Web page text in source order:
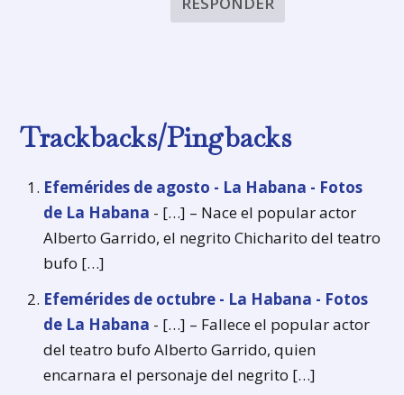
Trackbacks/Pingbacks
Efemérides de agosto - La Habana - Fotos
de La Habana - […] – Nace el popular actor
Alberto Garrido, el negrito Chicharito del teatro
bufo […]
Efemérides de octubre - La Habana - Fotos
de La Habana - […] – Fallece el popular actor
del teatro bufo Alberto Garrido, quien
encarnara el personaje del negrito […]